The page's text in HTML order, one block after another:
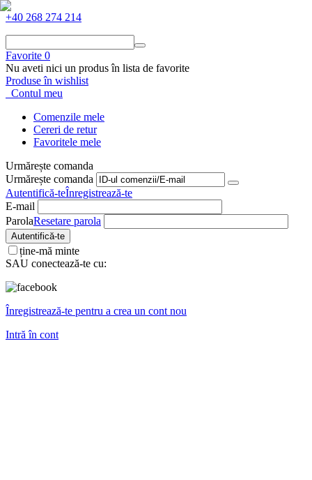
+40 268 274 214
Favorite 0
Nu aveti nici un produs în lista de favorite
Produse în wishlist
Contul meu
Comenzile mele
Cereri de retur
Favoritele mele
Urmărește comanda
Urmărește comanda
Autentifică-teÎnregistrează-te
E-mail
ParolaResetare parola
Autentifică-te
ține-mă minte
SAU conectează-te cu:
Înregistrează-te pentru a crea un cont nou
Intră în cont